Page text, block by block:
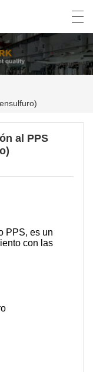
Español
al PPS
PPS, es un
con las